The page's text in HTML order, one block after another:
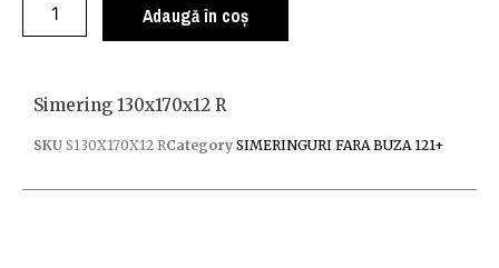
Adaugă în coș
Simering 130x170x12 R
SKU S130X170X12 RCategory SIMERINGURI FARA BUZA 121+